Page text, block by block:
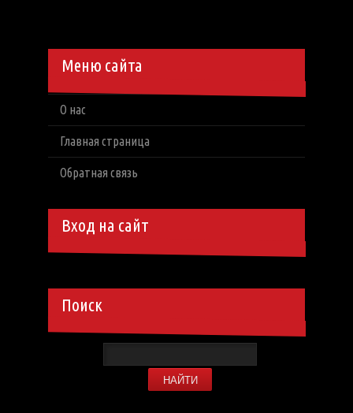
Меню сайта
О нас
Главная страница
Обратная связь
Вход на сайт
Поиск